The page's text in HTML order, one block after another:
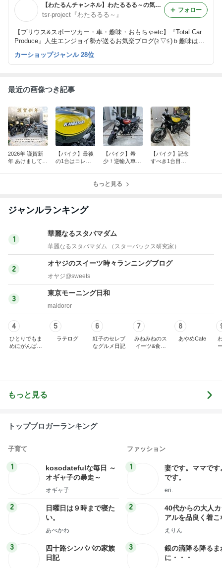
【わたるんチャンネル】わたるるる～の気まぐれブログ 車は1/1オモチャ♪
tsr-project『わたるるる～』
【プリウス&スポーツカー・車・趣味・おもちゃetc】『Total Car
Produce』人生エンジョイ勢が送るお気楽ブログ(≧▽≦)ｂ趣味は人
生を楽しくする！！（ジャンルに囚われないブログ展開と成りま
す。）
フォロー
カーショップジャンル 28位
最近の画像つき記事
2026年 謹賀新
年 あけましてお
【バイク】最後
の1台はコレ
【バイク】希
少！逆輸入車！
玉カラー！【在
【バイク】記念
すべき1台目の
もっと見る
ジャンルランキング
1
華麗なるスタバマダム
華麗なるスタバマダム （スターバックス研究家）
2
オヤジのスイーツ時々ランニングブログ
オヤジ@sweets
3
東京モーニング日和
maldoror
4
ひとりでもま
めにがんばる
5
ラテログ
6
紅子のセレブ
なグルメ日記
7
みねみねのス
イーツ&食パ
8
あやめCafe
もっと見る
トップブロガーランキング
子育て
1
kosodatefulな毎日 ～
オギャ子の暴走～
オギャ子
2
日曜日は９時まで寝た
い。
あべかわ
3
四十路シンパパの家族
日記
ファッション
1
妻です。ママです
です。
eri.
2
40代からの大人
アルを品良く着こ
ファッションブロ
えりん
3
銀の滴降る降るま
に・・・